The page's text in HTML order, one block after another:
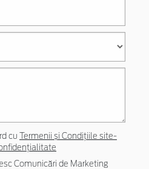
cu
Termenii și Condițiile site-
Comunicări de Marketing